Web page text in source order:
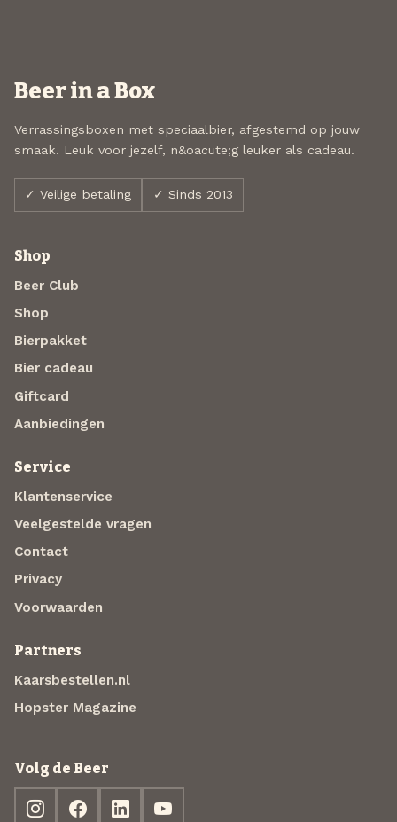
Beer in a Box
Verrassingsboxen met speciaalbier, afgestemd op jouw
smaak. Leuk voor jezelf, n&oacute;g leuker als cadeau.
✓ Veilige betaling ✓ Sinds 2013
Shop
Beer Club
Shop
Bierpakket
Bier cadeau
Giftcard
Aanbiedingen
Service
Klantenservice
Veelgestelde vragen
Contact
Privacy
Voorwaarden
Partners
Kaarsbestellen.nl
Hopster Magazine
Volg de Beer